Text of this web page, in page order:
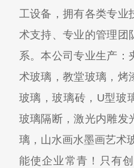
工设备，拥有各类专业
术支持、专业的管理团
系。本公司专业生产：
术玻璃，教堂玻璃，烤
玻璃，玻璃砖，U型玻
玻璃隔断，激光内雕发
璃，山水画水墨画艺术
能使企业常青！只有